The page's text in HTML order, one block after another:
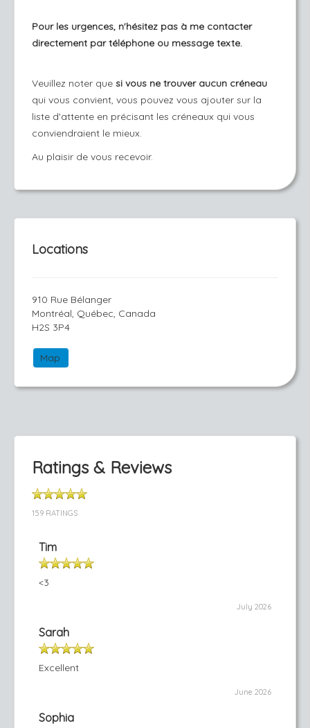
Pour les urgences, n'hésitez pas à me contacter
directement par téléphone ou message texte.
Veuillez noter que si vous ne trouver aucun créneau
qui vous convient, vous pouvez vous ajouter sur la
liste d'attente en précisant les créneaux qui vous
conviendraient le mieux.
Au plaisir de vous recevoir.
Locations
910 Rue Bélanger
Montréal, Québec, Canada
H2S 3P4
Map
Ratings & Reviews
159 RATINGS
Tim
<3
July 2026
Sarah
Excellent
June 2026
Sophia